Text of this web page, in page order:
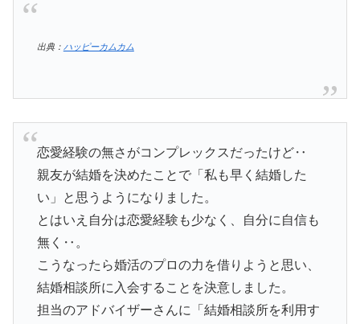
出典： ハッピーカムカム
恋愛経験の無さがコンプレックスだったけど‥
親友が結婚を決めたことで「私も早く結婚した
い」と思うようになりました。
とはいえ自分は恋愛経験も少なく、自分に自信も
無く‥。
こうなったら婚活のプロの力を借りようと思い、
結婚相談所に入会することを決意しました。
担当のアドバイザーさんに「結婚相談所を利用す